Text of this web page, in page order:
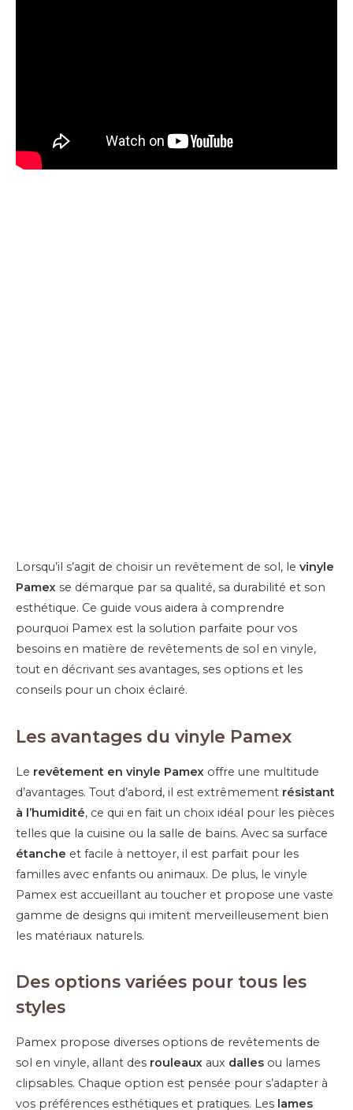
Lorsqu’il s’agit de choisir un revêtement de sol, le vinyle
Pamex se démarque par sa qualité, sa durabilité et son
esthétique. Ce guide vous aidera à comprendre
pourquoi Pamex est la solution parfaite pour vos
besoins en matière de revêtements de sol en vinyle,
tout en décrivant ses avantages, ses options et les
conseils pour un choix éclairé.
Les avantages du vinyle Pamex
Le revêtement en vinyle Pamex offre une multitude
d’avantages. Tout d’abord, il est extrêmement résistant
à l’humidité, ce qui en fait un choix idéal pour les pièces
telles que la cuisine ou la salle de bains. Avec sa surface
étanche et facile à nettoyer, il est parfait pour les
familles avec enfants ou animaux. De plus, le vinyle
Pamex est accueillant au toucher et propose une vaste
gamme de designs qui imitent merveilleusement bien
les matériaux naturels.
Des options variées pour tous les
styles
Pamex propose diverses options de revêtements de
sol en vinyle, allant des rouleaux aux dalles ou lames
clipsables. Chaque option est pensée pour s’adapter à
vos préférences esthétiques et pratiques. Les lames